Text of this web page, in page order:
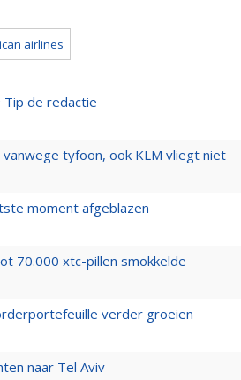
airlines
Tip de redactie
vanwege tyfoon, ook KLM vliegt niet
moment afgeblazen
70.000 xtc-pillen smokkelde
verder groeien
naar Tel Aviv